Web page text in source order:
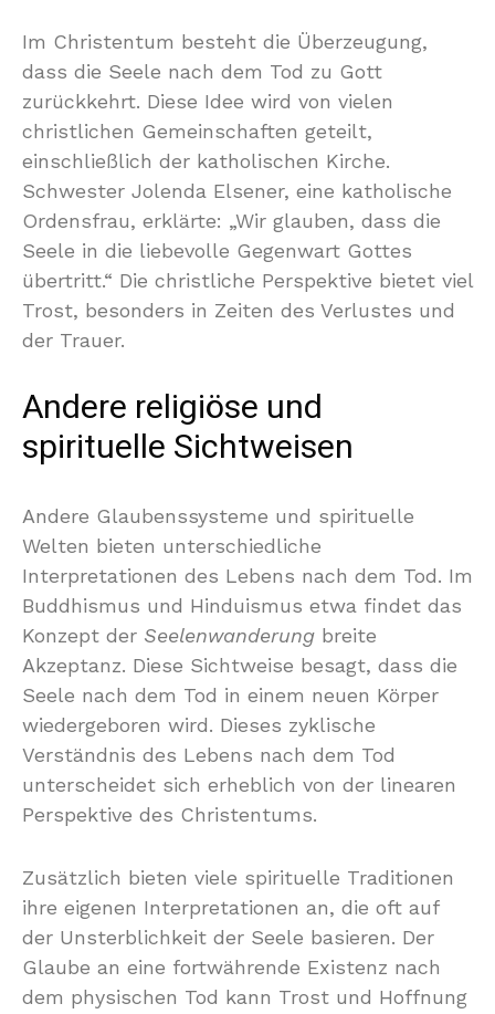
Im Christentum besteht die Überzeugung,
dass die Seele nach dem Tod zu Gott
zurückkehrt. Diese Idee wird von vielen
christlichen Gemeinschaften geteilt,
einschließlich der katholischen Kirche.
Schwester Jolenda Elsener, eine katholische
Ordensfrau, erklärte: „Wir glauben, dass die
Seele in die liebevolle Gegenwart Gottes
übertritt.“ Die christliche Perspektive bietet viel
Trost, besonders in Zeiten des Verlustes und
der Trauer.
Andere religiöse und
spirituelle Sichtweisen
Andere Glaubenssysteme und spirituelle
Welten bieten unterschiedliche
Interpretationen des Lebens nach dem Tod. Im
Buddhismus und Hinduismus etwa findet das
Konzept der Seelenwanderung breite
Akzeptanz. Diese Sichtweise besagt, dass die
Seele nach dem Tod in einem neuen Körper
wiedergeboren wird. Dieses zyklische
Verständnis des Lebens nach dem Tod
unterscheidet sich erheblich von der linearen
Perspektive des Christentums.
Zusätzlich bieten viele spirituelle Traditionen
ihre eigenen Interpretationen an, die oft auf
der Unsterblichkeit der Seele basieren. Der
Glaube an eine fortwährende Existenz nach
dem physischen Tod kann Trost und Hoffnung